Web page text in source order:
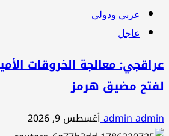
عربي ودولي
عاجل
عراقجي: معالجة الخروقات
لفتح مضيق هرمز
admin adminأغسطس 9, 2026